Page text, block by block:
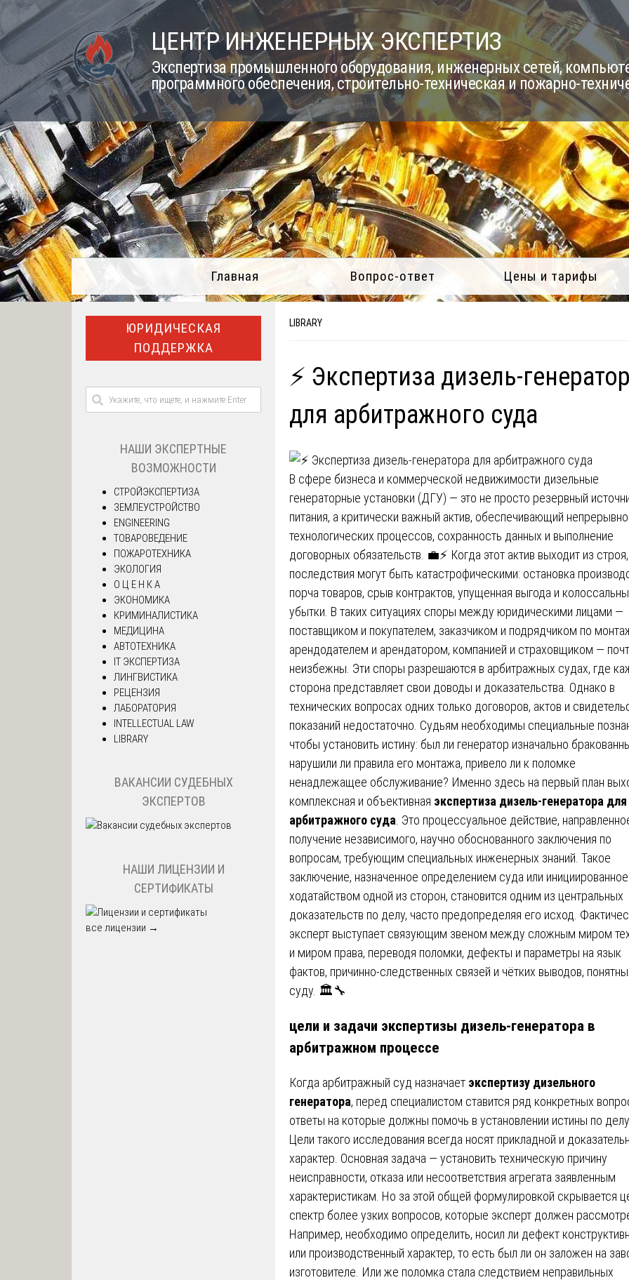
Skip
to
content
ЦЕНТР ИНЖЕНЕРНЫХ ЭКСПЕРТИЗ
Экспертиза промышленного оборудования, инженерных сетей,
программного обеспечения, строительно-техническая и пожарно-
Главная Вопрос-ответ Цены и тарифы
LIBRARY
⚡ Экспертиза дизель-
для арбитражного суда
В сфере бизнеса и коммерческой недвижимости дизельные
генераторные установки (ДГУ) — это не просто резервный
питания, а критически важный актив, обеспечивающий
технологических процессов, сохранность данных и выполнение
договорных обязательств. 💼⚡ Когда этот актив выходит из строя,
последствия могут быть катастрофическими: остановка
порча товаров, срыв контрактов, упущенная выгода и
убытки. В таких ситуациях споры между юридическими лицами —
поставщиком и покупателем, заказчиком и подрядчиком по
арендодателем и арендатором, компанией и страховщиком —
неизбежны. Эти споры разрешаются в арбитражных судах, где
сторона представляет свои доводы и доказательства. Однако в
технических вопросах одних только договоров, актов и
показаний недостаточно. Судьям необходимы специальные
чтобы установить истину: был ли генератор изначально
нарушили ли правила его монтажа, привело ли к поломке
ненадлежащее обслуживание? Именно здесь на первый план
комплексная и объективная экспертиза дизель-генератора для
арбитражного суда . Это процессуальное действие,
получение независимого, научно обоснованного заключения по
вопросам, требующим специальных инженерных знаний. Такое
заключение, назначенное определением суда или инициированное
ходатайством одной из сторон, становится одним из центральных
доказательств по делу, часто предопределяя его исход.
эксперт выступает связующим звеном между сложным миром
и миром права, переводя поломки, дефекты и параметры на язык
фактов, причинно-следственных связей и чётких выводов,
суду. 🏛️🔧
цели и задачи экспертизы дизель-генератора в
арбитражном процессе
Когда арбитражный суд назначает экспертизу дизельного
генератора, перед специалистом ставится ряд конкретных
ответы на которые должны помочь в установлении истины по делу.
Цели такого исследования всегда носят прикладной и
характер. Основная задача — установить техническую причину
неисправности, отказа или несоответствия агрегата заявленным
характеристикам. Но за этой общей формулировкой скрывается
спектр более узких вопросов, которые эксперт должен
Например, необходимо определить, носил ли дефект
или производственный характер, то есть был ли он заложен на
изготовителе. Или же поломка стала следствием неправильных
ЮРИДИЧЕСКАЯ
ПОДДЕРЖКА
НАШИ ЭКСПЕРТНЫЕ
ВОЗМОЖНОСТИ
СТРОЙЭКСПЕРТИЗА
ЗЕМЛЕУСТРОЙСТВО
ENGINEERING
ТОВАРОВЕДЕНИЕ
ПОЖАРОТЕХНИКА
ЭКОЛОГИЯ
О Ц Е Н К А
ЭКОНОМИКА
КРИМИНАЛИСТИКА
МЕДИЦИНА
АВТОТЕХНИКА
IT ЭКСПЕРТИЗА
ЛИНГВИСТИКА
РЕЦЕНЗИЯ
ЛАБОРАТОРИЯ
INTELLECTUAL LAW
LIBRARY
ВАКАНСИИ СУДЕБНЫХ
ЭКСПЕРТОВ
НАШИ ЛИЦЕНЗИИ И
СЕРТИФИКАТЫ
все лицензии →